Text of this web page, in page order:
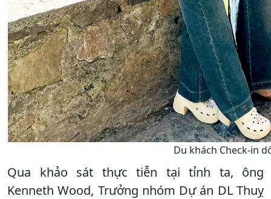
Du khách Check-in
Qua khảo sát thực tiễn tại tỉnh ta, ông
Kenneth Wood, Trưởng nhóm Dự án DL Thuỵ